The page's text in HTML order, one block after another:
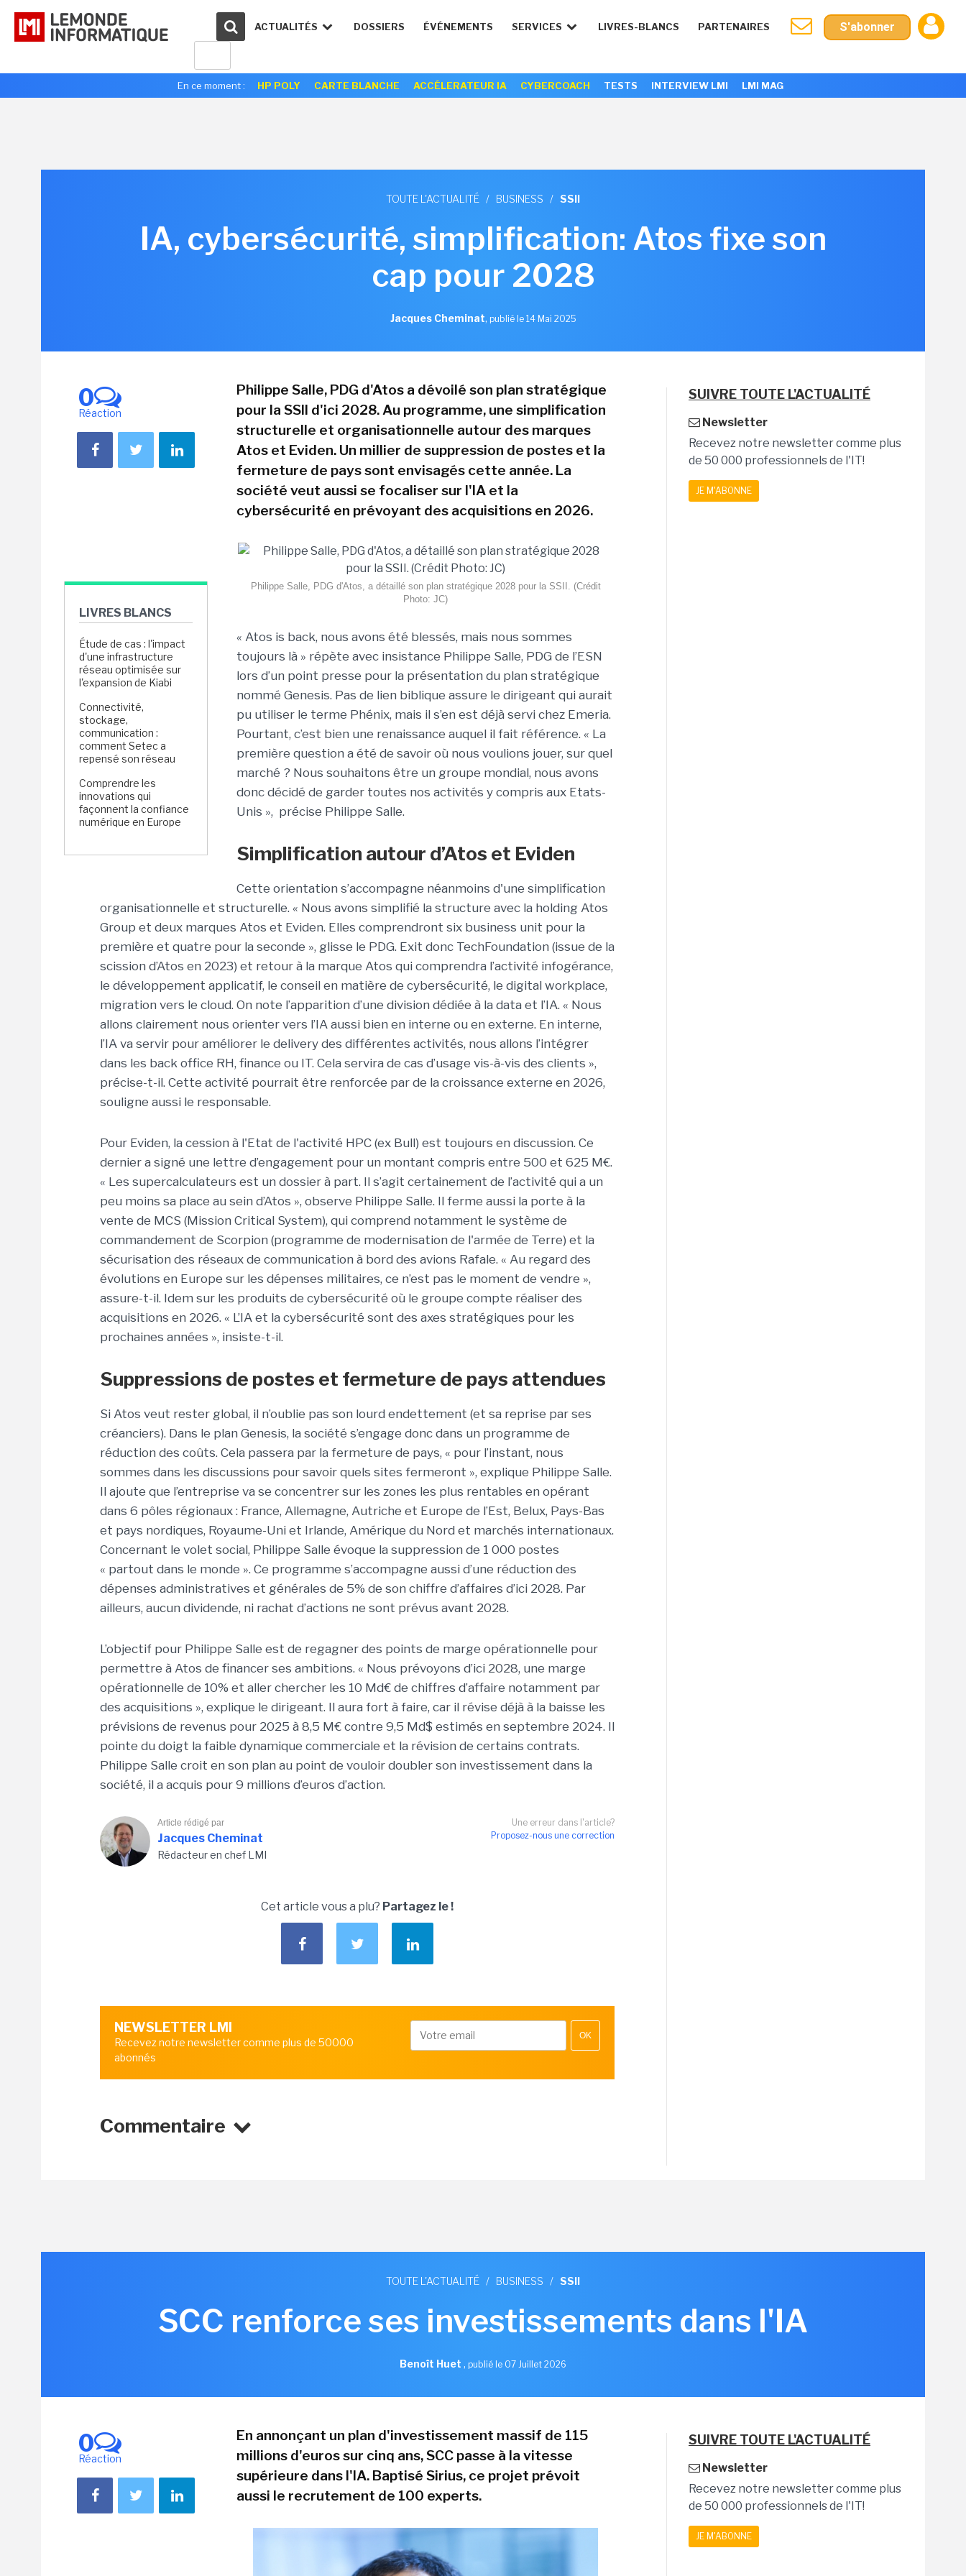
ACTUALITÉS DOSSIERS ÉVÉNEMENTS SERVICES LIVRES-BLANCS PARTENAIRES S'abonner
En ce moment : HP POLY CARTE BLANCHE ACCÉLERATEUR IA CYBERCOACH TESTS INTERVIEW LMI LMI MAG
TOUTE L'ACTUALITÉ / BUSINESS / SSII
IA, cybersécurité, simplification: Atos fixe son
cap pour 2028
Jacques Cheminat, publié le 14 Mai 2025
0
Réaction
LIVRES BLANCS
Étude de cas : l'impact
d'une infrastructure
réseau optimisée sur
l'expansion de Kiabi
Connectivité,
stockage,
communication :
comment Setec a
repensé son réseau
Comprendre les
innovations qui
façonnent la confiance
numérique en Europe
Philippe Salle, PDG d'Atos a dévoilé son plan stratégique
pour la SSII d'ici 2028. Au programme, une simplification
structurelle et organisationnelle autour des marques
Atos et Eviden. Un millier de suppression de postes et la
fermeture de pays sont envisagés cette année. La
société veut aussi se focaliser sur l'IA et la
cybersécurité en prévoyant des acquisitions en 2026.
Philippe Salle, PDG d'Atos, a détaillé son plan stratégique 2028 pour la SSII. (Crédit
Photo: JC)
« Atos is back, nous avons été blessés, mais nous sommes
toujours là » répète avec insistance Philippe Salle, PDG de l’ESN
lors d’un point presse pour la présentation du plan stratégique
nommé Genesis. Pas de lien biblique assure le dirigeant qui aurait
pu utiliser le terme Phénix, mais il s’en est déjà servi chez Emeria.
Pourtant, c’est bien une renaissance auquel il fait référence. « La
première question a été de savoir où nous voulions jouer, sur quel
marché ? Nous souhaitons être un groupe mondial, nous avons
donc décidé de garder toutes nos activités y compris aux Etats-
Unis », précise Philippe Salle.
Simplification autour d’Atos et Eviden
Cette orientation s’accompagne néanmoins d'une simplification
organisationnelle et structurelle. « Nous avons simplifié la structure avec la holding Atos
Group et deux marques Atos et Eviden. Elles comprendront six business unit pour la
première et quatre pour la seconde », glisse le PDG. Exit donc TechFoundation (issue de la
scission d’Atos en 2023) et retour à la marque Atos qui comprendra l’activité infogérance,
le développement applicatif, le conseil en matière de cybersécurité, le digital workplace,
migration vers le cloud. On note l’apparition d’une division dédiée à la data et l’IA. « Nous
allons clairement nous orienter vers l’IA aussi bien en interne ou en externe. En interne,
l’IA va servir pour améliorer le delivery des différentes activités, nous allons l’intégrer
dans les back office RH, finance ou IT. Cela servira de cas d’usage vis-à-vis des clients »,
précise-t-il. Cette activité pourrait être renforcée par de la croissance externe en 2026,
souligne aussi le responsable.
Pour Eviden, la cession à l'Etat de l'activité HPC (ex Bull) est toujours en discussion. Ce
dernier a signé une lettre d’engagement pour un montant compris entre 500 et 625 M€.
« Les supercalculateurs est un dossier à part. Il s’agit certainement de l’activité qui a un
peu moins sa place au sein d’Atos », observe Philippe Salle. Il ferme aussi la porte à la
vente de MCS (Mission Critical System), qui comprend notamment le système de
commandement de Scorpion (programme de modernisation de l'armée de Terre) et la
sécurisation des réseaux de communication à bord des avions Rafale. « Au regard des
évolutions en Europe sur les dépenses militaires, ce n’est pas le moment de vendre »,
assure-t-il. Idem sur les produits de cybersécurité où le groupe compte réaliser des
acquisitions en 2026. « L’IA et la cybersécurité sont des axes stratégiques pour les
prochaines années », insiste-t-il.
Suppressions de postes et fermeture de pays attendues
Si Atos veut rester global, il n’oublie pas son lourd endettement (et sa reprise par ses
créanciers). Dans le plan Genesis, la société s’engage donc dans un programme de
réduction des coûts. Cela passera par la fermeture de pays, « pour l’instant, nous
sommes dans les discussions pour savoir quels sites fermeront », explique Philippe Salle.
Il ajoute que l’entreprise va se concentrer sur les zones les plus rentables en opérant
dans 6 pôles régionaux : France, Allemagne, Autriche et Europe de l’Est, Belux, Pays-Bas
et pays nordiques, Royaume-Uni et Irlande, Amérique du Nord et marchés internationaux.
Concernant le volet social, Philippe Salle évoque la suppression de 1 000 postes
« partout dans le monde ». Ce programme s’accompagne aussi d’une réduction des
dépenses administratives et générales de 5% de son chiffre d’affaires d’ici 2028. Par
ailleurs, aucun dividende, ni rachat d’actions ne sont prévus avant 2028.
L’objectif pour Philippe Salle est de regagner des points de marge opérationnelle pour
permettre à Atos de financer ses ambitions. « Nous prévoyons d’ici 2028, une marge
opérationnelle de 10% et aller chercher les 10 Md€ de chiffres d’affaire notamment par
des acquisitions », explique le dirigeant. Il aura fort à faire, car il révise déjà à la baisse les
prévisions de revenus pour 2025 à 8,5 M€ contre 9,5 Md$ estimés en septembre 2024. Il
pointe du doigt la faible dynamique commerciale et la révision de certains contrats.
Philippe Salle croit en son plan au point de vouloir doubler son investissement dans la
société, il a acquis pour 9 millions d’euros d’action.
Une erreur dans l'article?
Proposez-nous une correction
Article rédigé par
Jacques Cheminat
Rédacteur en chef LMI
Cet article vous a plu? Partagez le !
NEWSLETTER LMI
Recevez notre newsletter comme plus de 50000
abonnés
OK
Commentaire
SUIVRE TOUTE L'ACTUALITÉ
Newsletter
Recevez notre newsletter comme plus
de 50 000 professionnels de l'IT!
JE M'ABONNE
TOUTE L'ACTUALITÉ / BUSINESS / SSII
SCC renforce ses investissements dans l'IA
Benoît Huet , publié le 07 Juillet 2026
0
Réaction
En annonçant un plan d'investissement massif de 115
millions d'euros sur cinq ans, SCC passe à la vitesse
supérieure dans l'IA. Baptisé Sirius, ce projet prévoit
aussi le recrutement de 100 experts.
SUIVRE TOUTE L'ACTUALITÉ
Newsletter
Recevez notre newsletter comme plus
de 50 000 professionnels de l'IT!
JE M'ABONNE